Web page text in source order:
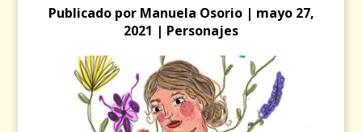
Publicado por Manuela Osorio | mayo 27,
2021 | Personajes